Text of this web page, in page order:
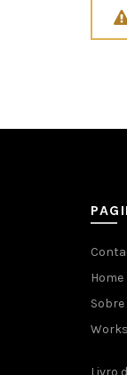
Home
Sobre
Livro